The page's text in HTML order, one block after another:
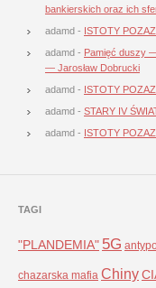
bankierskich oraz ich
adamd - ISTOTY
adamd - Pamięć duszy
— Jarosław Dobrucki
adamd - ISTOTY
adamd - STARY IV
adamd - ISTOTY
TAGI
"PLANDEMIA" 5G
chazarska mafia Chiny